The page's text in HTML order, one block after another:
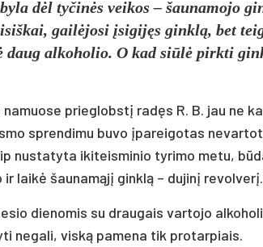
dėl tyčinės veikos – šaunamojo
gailėjosi įsigijęs ginklą, bet
daug alkoholio. O kad siūlė pirkti
prieglobstį radęs R. B. jau ne
sprendimu buvo įpareigotas
nustatyta ikiteisminio tyrimo metu,
laikė šaunamąjį ginklą – dujinį revolverį.
dienomis su draugais vartojo
negali, viską pamena tik protarpiais.